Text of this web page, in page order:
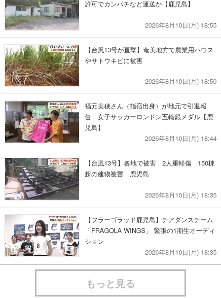
許可でカンパチなど運送か【鹿児島】
2026年8月10日(月) 18:55
【台風13号が直撃】奄美地方で農業用ハウス
やサトウキビに被害
2026年8月10日(月) 18:50
福元美穂さん（指宿出身）が地元で引退報
告 女子サッカーロンドン五輪銀メダル【鹿
児島】
2026年8月10日(月) 18:44
【台風13号】各地で被害 2人重軽傷 150棟
超の建物被害 鹿児島
2026年8月10日(月) 18:35
【フラーゴラッド鹿児島】チアダンスチーム
「FRAGOLA WINGS」 緊張の1期生オーディ
ション
2026年8月10日(月) 18:35
もっと見る